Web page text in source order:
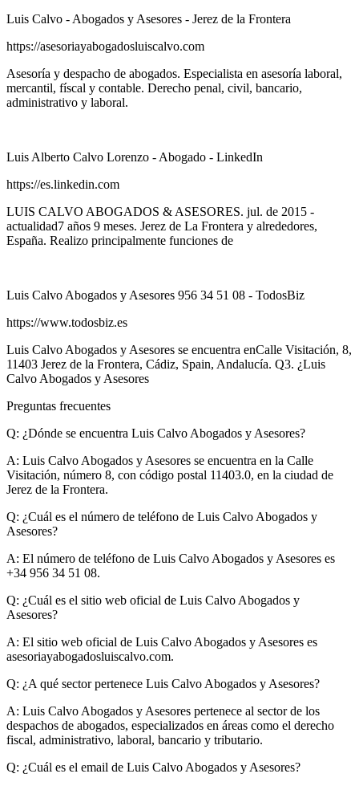
Luis Calvo - Abogados y Asesores - Jerez de la Frontera
https://asesoriayabogadosluiscalvo.com
Asesoría y despacho de abogados. Especialista en asesoría laboral,
mercantil, físcal y contable. Derecho penal, civil, bancario,
administrativo y laboral.
Luis Alberto Calvo Lorenzo - Abogado - LinkedIn
https://es.linkedin.com
LUIS CALVO ABOGADOS & ASESORES. jul. de 2015 -
actualidad7 años 9 meses. Jerez de La Frontera y alrededores,
España. Realizo principalmente funciones de
Luis Calvo Abogados y Asesores 956 34 51 08 - TodosBiz
https://www.todosbiz.es
Luis Calvo Abogados y Asesores se encuentra enCalle Visitación, 8,
11403 Jerez de la Frontera, Cádiz, Spain, Andalucía. Q3. ¿Luis
Calvo Abogados y Asesores
Preguntas frecuentes
Q: ¿Dónde se encuentra Luis Calvo Abogados y Asesores?
A: Luis Calvo Abogados y Asesores se encuentra en la Calle
Visitación, número 8, con código postal 11403.0, en la ciudad de
Jerez de la Frontera.
Q: ¿Cuál es el número de teléfono de Luis Calvo Abogados y
Asesores?
A: El número de teléfono de Luis Calvo Abogados y Asesores es
+34 956 34 51 08.
Q: ¿Cuál es el sitio web oficial de Luis Calvo Abogados y
Asesores?
A: El sitio web oficial de Luis Calvo Abogados y Asesores es
asesoriayabogadosluiscalvo.com.
Q: ¿A qué sector pertenece Luis Calvo Abogados y Asesores?
A: Luis Calvo Abogados y Asesores pertenece al sector de los
despachos de abogados, especializados en áreas como el derecho
fiscal, administrativo, laboral, bancario y tributario.
Q: ¿Cuál es el email de Luis Calvo Abogados y Asesores?